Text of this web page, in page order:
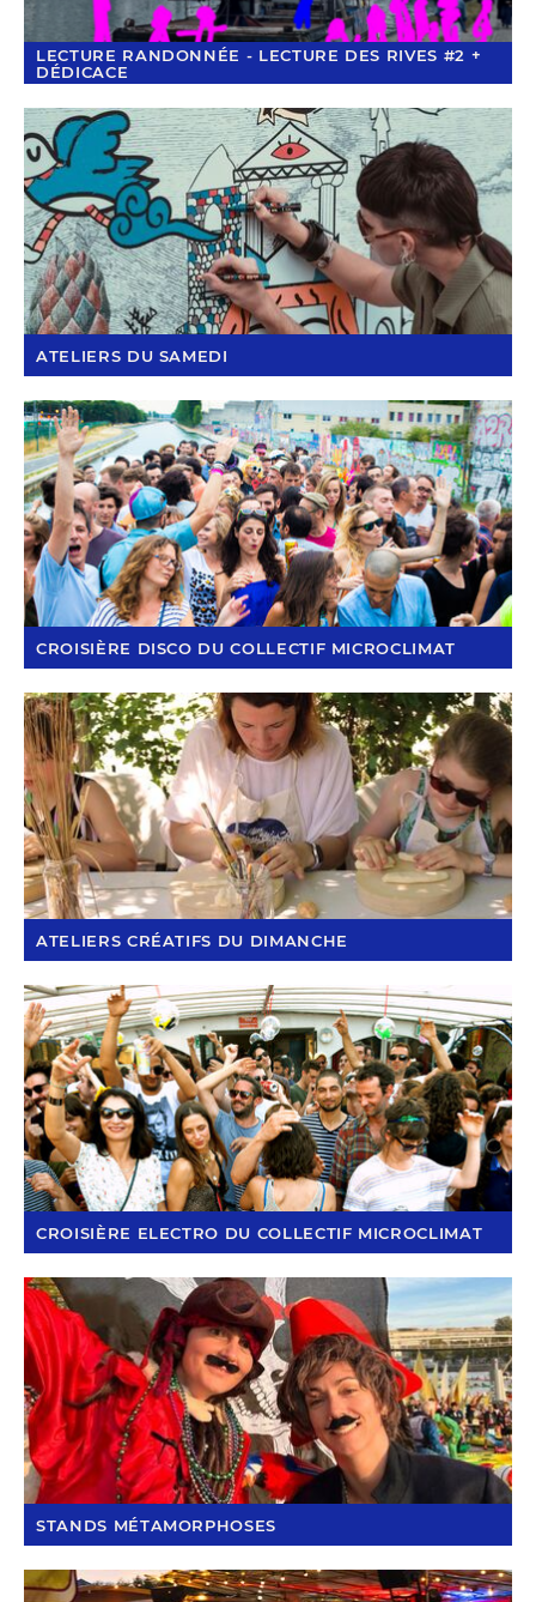
LECTURE RANDONNÉE - LECTURE DES RIVES #2 +
DÉDICACE
ATELIERS DU SAMEDI
CROISIÈRE DISCO DU COLLECTIF MICROCLIMAT
ATELIERS CRÉATIFS DU DIMANCHE
CROISIÈRE ELECTRO DU COLLECTIF MICROCLIMAT
STANDS MÉTAMORPHOSES